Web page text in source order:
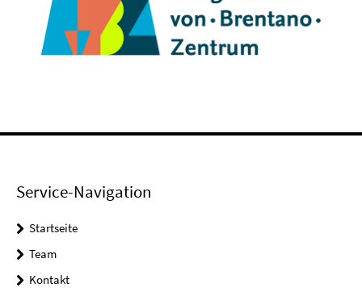
Service-Navigation
Startseite
Team
Kontakt